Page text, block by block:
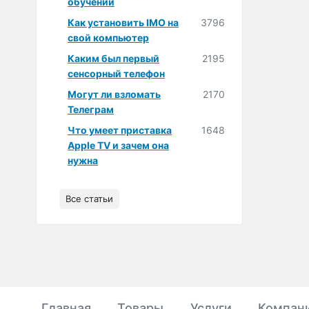
Как установить IMO на
свой компьютер
3796
Каким был первый
сенсорный телефон
2195
Могут ли взломать
Телеграм
2170
Что умеет приставка
Apple TV и зачем она
нужна
1648
Все статьи